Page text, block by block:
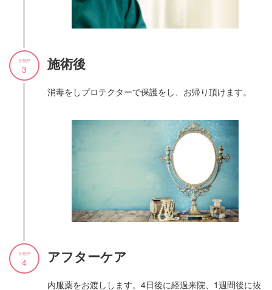
施術後
消毒をしプロテクターで保護をし、お帰り頂けます。
STEP
3
アフターケア
内服薬をお渡しします。4日後に経過来院、1週間後に抜
STEP
4